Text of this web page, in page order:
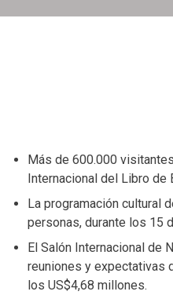
Más de 600.000
Internacional del Libro de
La programación cultural
personas, durante los 15
El Salón Internacional de
reuniones y expectativas
los US$4,68 millones.